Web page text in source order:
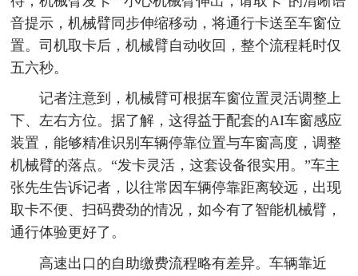
音提示，机械臂同步伸缩移动，将通行卡送至车窗位
置。司机取卡后，机械臂自动收回，整个流程耗时仅
五六秒。
记者注意到，机械臂可根据车窗位置灵活调整上
下、左右方位。据了解，这得益于配套的AI车窗感应
装置，能够精准识别车辆停靠位置与车窗高度，调整
机械臂的落点。“发卡灵活，这套设备很实用。”车主
张先生告诉记者，以往常因车辆停靠距离较远，出现
取卡不便、扫码费劲的情况，如今有了智能机械臂，
通行体验更好了。
高速出口的自助缴费流程略有差异。车辆靠近